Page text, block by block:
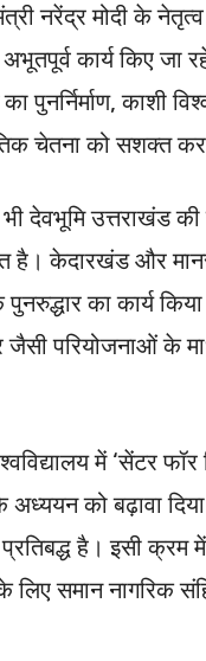
नरेंद्र मोदी के
कार्य किए जा
पुनर्निर्माण, काशी
चेतना को सशक्त कर
देवभूमि उत्तराखंड
है। केदारखंड और
पुनरुद्धार का कार्य
जैसी परियोजनाओं
में ‘सेंटर
को बढ़ावा
है। इसी क्रम
लिए समान नागरिक